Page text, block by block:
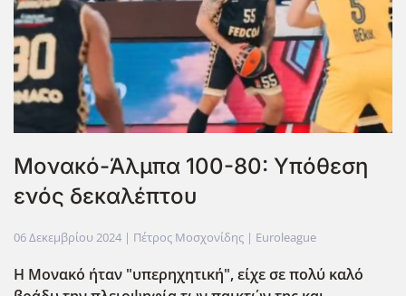
Μονακό-Άλμπα 100-80: Υπόθεση
ενός δεκαλέπτου
06 Δεκεμβρίου 2024 | Πέτρος Μοσχονίδης | Euroleague
Η Μονακό ήταν "υπερηχητική", είχε σε πολύ καλό